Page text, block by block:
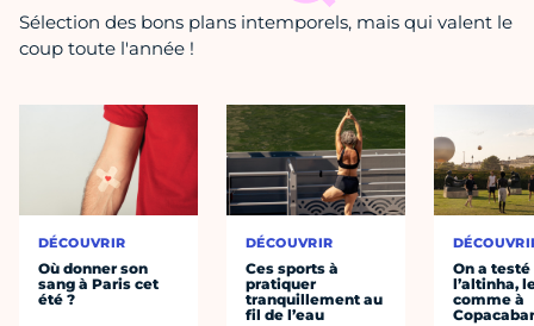
Sélection des bons plans intemporels, mais qui valent le
coup toute l'année !
DÉCOUVRIR
Où donner son
sang à Paris cet
été ?
DÉCOUVRIR
Ces sports à
pratiquer
tranquillement au
fil de l’eau
On a testé
l’altinha,
comme à